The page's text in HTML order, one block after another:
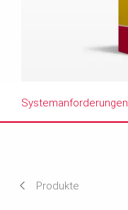
Systemanforderungen
Produkte